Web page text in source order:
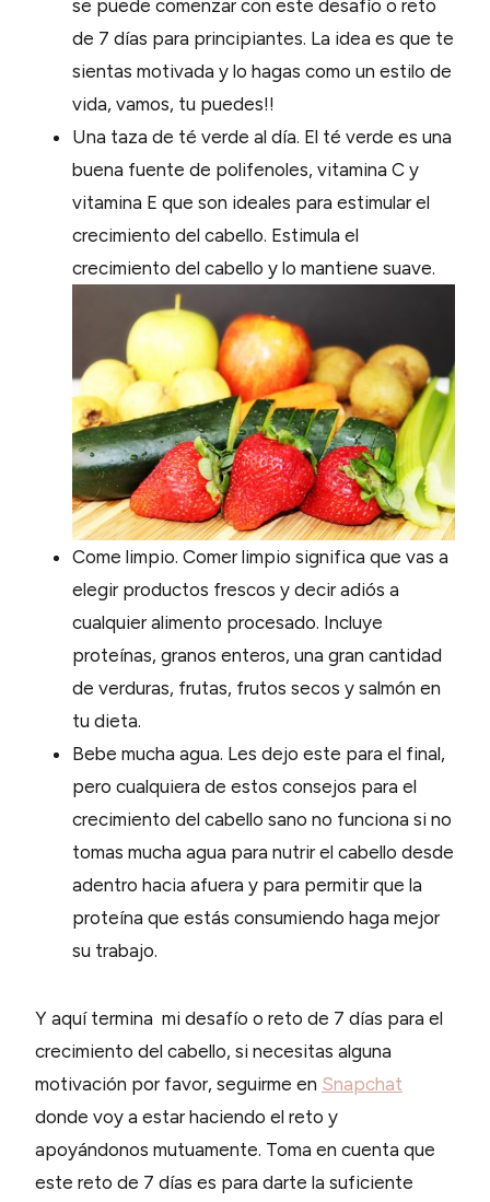
se puede comenzar con este desafío o reto
de 7 días para principiantes. La idea es que te
sientas motivada y lo hagas como un estilo de
vida, vamos, tu puedes!!
Una taza de té verde al día. El té verde es una
buena fuente de polifenoles, vitamina C y
vitamina E que son ideales para estimular el
crecimiento del cabello. Estimula el
crecimiento del cabello y lo mantiene suave.
Come limpio. Comer limpio significa que vas a
elegir productos frescos y decir adiós a
cualquier alimento procesado. Incluye
proteínas, granos enteros, una gran cantidad
de verduras, frutas, frutos secos y salmón en
tu dieta.
Bebe mucha agua. Les dejo este para el final,
pero cualquiera de estos consejos para el
crecimiento del cabello sano no funciona si no
tomas mucha agua para nutrir el cabello desde
adentro hacia afuera y para permitir que la
proteína que estás consumiendo haga mejor
su trabajo.
Y aquí termina mi desafío o reto de 7 días para el
crecimiento del cabello, si necesitas alguna
motivación por favor, seguirme en Snapchat
donde voy a estar haciendo el reto y
apoyándonos mutuamente. Toma en cuenta que
este reto de 7 días es para darte la suficiente